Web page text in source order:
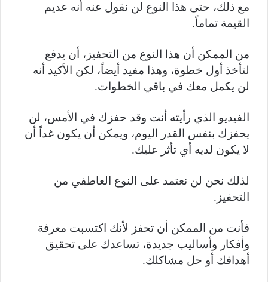
مع ذلك، حتى هذا النوع لن نقول عنه أنه عديم
القيمة تماماً.
من الممكن أن هذا النوع من التحفيز، أن يدفع
لتأخذ أول خطوة، وهذا مفيد أيضاً، لكن الأكيد أنه
لن يكمل معك في باقي الخطوات.
الفيديو الذي رأيته أنت وقد حفزك في الأمس، لن
يحفزك بنفس القدر اليوم، ويمكن أن يكون غداً أن
لا يكون لديه أي تأثر عليك.
لذلك نحن لن نعتمد على النوع العاطفي من
التحفيز.
فأنت من الممكن أن تحفز لأنك اكتسبت معرفة
وأفكار وأساليب جديدة، تساعدك على تحقيق
أهدافك أو حل مشاكلك.